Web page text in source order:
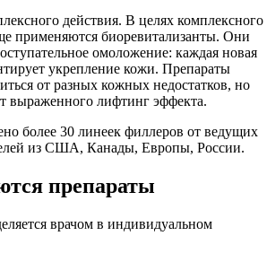
действия. В целях комплексного
применяются биоревитализанты. Они
омоложение: каждая новая
укрепление кожи. Препараты
от разных кожных недостатков, но
выраженного лифтинг эффекта.
более 30 линеек филлеров от ведущих
из США, Канады, Европы, России.
препараты
врачом в индивидуальном